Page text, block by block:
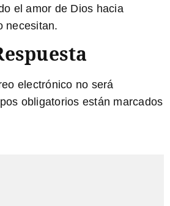
el amor de Dios hacia
necesitan.
electrónico no será
obligatorios están marcados